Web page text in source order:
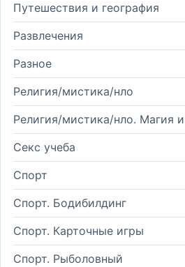
Путешествия и география
Развлечения
Разное
Религия/мистика/нло
Религия/мистика/нло. Магия
Секс учеба
Спорт
Спорт. Бодибилдинг
Спорт. Карточные игры
Спорт. Рыболовный